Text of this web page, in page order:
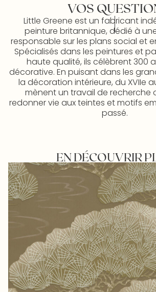
VOS
Little Greene est un fabricant
peinture britannique, dédié à
responsable sur les plans social et
Spécialisés dans les peintures et
haute qualité, ils célèbrent 300
décorative. En puisant dans les
la décoration intérieure, du XVIIe
mènent un travail de recherche
redonner vie aux teintes et motifs
passé.
EN DÉCOUVRIR